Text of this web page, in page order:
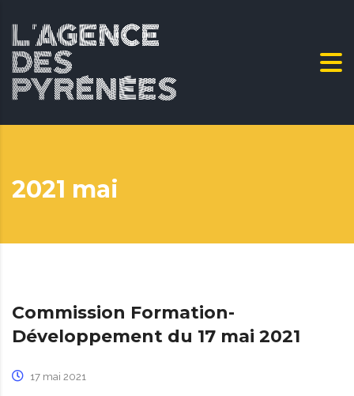
2021 mai
Commission Formation-
Développement du 17 mai 2021
17 mai 2021